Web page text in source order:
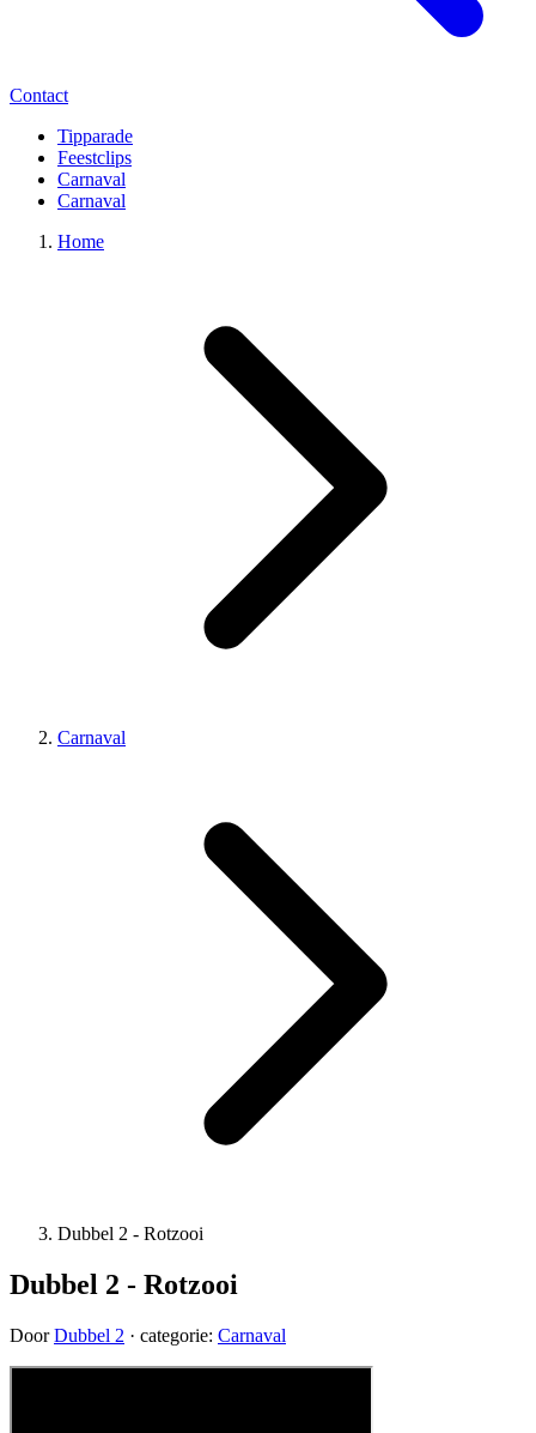
Contact
Tipparade
Feestclips
Carnaval
Carnaval
Home
Carnaval
Dubbel 2 - Rotzooi
Dubbel 2 - Rotzooi
DoorDubbel 2 · categorie: Carnaval